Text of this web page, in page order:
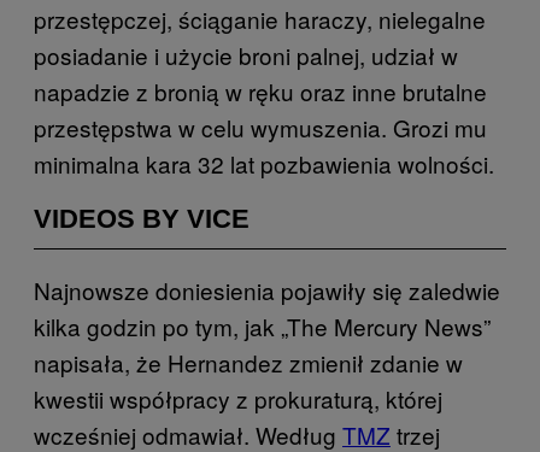
przestępczej, ściąganie haraczy, nielegalne
posiadanie i użycie broni palnej, udział w
napadzie z bronią w ręku oraz inne brutalne
przestępstwa w celu wymuszenia. Grozi mu
minimalna kara 32 lat pozbawienia wolności.
VIDEOS BY VICE
Najnowsze doniesienia pojawiły się zaledwie
kilka godzin po tym, jak „The Mercury News”
napisała, że Hernandez zmienił zdanie w
kwestii współpracy z prokuraturą, której
wcześniej odmawiał. Według TMZ trzej